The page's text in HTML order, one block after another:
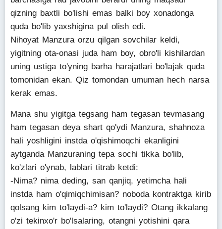
qizning baxtli bo'lishi emas balki boy xonadonga
quda bo'lib yaxshigina pul olish edi.
Nihoyat Manzura orzu qilgan sovchilar keldi,
yigitning ota-onasi juda ham boy, obro'li kishilardan
uning ustiga to'yning barha harajatlari bo'lajak quda
tomonidan ekan. Qiz tomondan umuman hech narsa
kerak emas.
Mana shu yigitga tegsang ham tegasan tevmasang
ham tegasan deya shart qo'ydi Manzura, shahnoza
hali yoshligini instda o'qishimoqchi ekanligini
aytganda Manzuraning tepa sochi tikka bo'lib,
ko'zlari o'ynab, lablari titrab ketdi:
-Nima? nima deding, san qanjiq, yetimcha hali
instda ham o'qimiqchimisan? noboda kontraktga kirib
qolsang kim to'laydi-a? kim to'laydi? Otang ikkalang
o'zi tekinxo'r bo'lsalaring, otangni yotishini qara